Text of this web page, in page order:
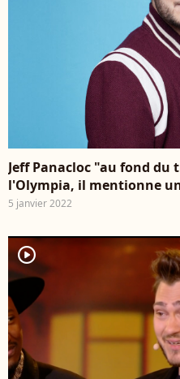
Jeff Panacloc "au fond du
l'Olympia, il mentionne
5 janvier 2022
player2